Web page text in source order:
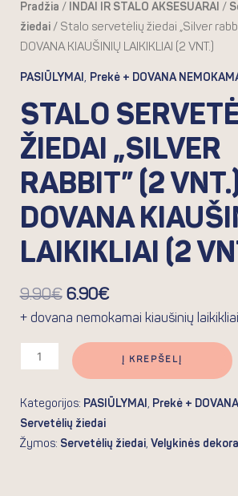
Pradžia / INDAI IR STALO AKSESUARAI /
žiedai/ Stalo servetėlių žiedai „Silver
DOVANA KIAUŠINIŲ LAIKIKLIAI (2 VNT.)
PASIŪLYMAI , Prekė + DOVANA
STALO
ŽIEDAI „SILVER
RABBIT” (2
DOVANA
LAIKIKLIAI (2
9.90€ 6.90€
+ dovana nemokamai kiaušinių
Į KREPŠELĮ
Kategorijos: PASIŪLYMAI , Prekė +
Servetėlių žiedai
Žymos: Servetėlių žiedai, Velykinės